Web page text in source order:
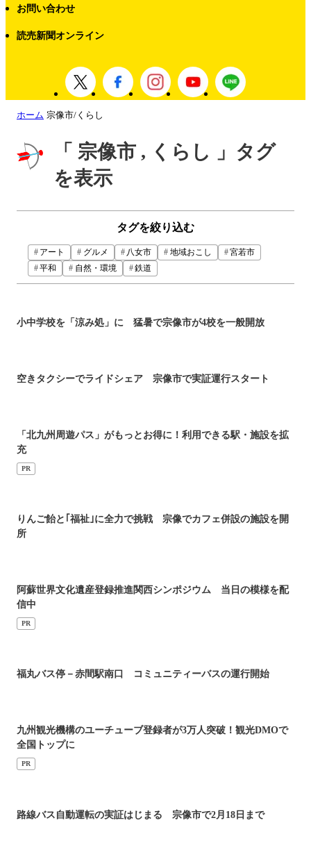
お問い合わせ
読売新聞オンライン
ホーム 宗像市/くらし
「 宗像市 , くらし 」タグ
を表示
タグを絞り込む
アート グルメ 八女市 地域おこし
宮若市
平和
自然・環境 鉄道
小中学校を「涼み処」に 猛暑で宗像市が4校を一般開放
空きタクシーでライドシェア 宗像市で実証運行スタート
「北九州周遊パス」がもっとお得に！利用できる駅・施設を拡
充
PR
りんご飴と｢福祉｣に全力で挑戦 宗像でカフェ併設の施設を開
所
阿蘇世界文化遺産登録推進関西シンポジウム 当日の模様を配
信中
PR
福丸バス停－赤間駅南口 コミュニティーバスの運行開始
九州観光機構のユーチューブ登録者が3万人突破！観光DMOで
全国トップに
PR
路線バス自動運転の実証はじまる 宗像市で2月18日まで